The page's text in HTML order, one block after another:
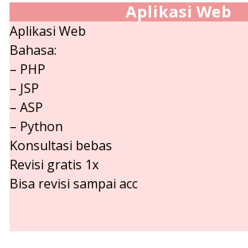
Aplikasi Web
Aplikasi Web
Bahasa:
– PHP
– JSP
– ASP
– Python
Konsultasi bebas
Revisi gratis 1x
Bisa revisi sampai acc